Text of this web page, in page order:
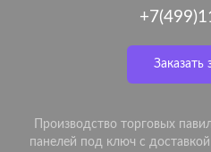
Заказать
Производство торговых
панелей под ключ с